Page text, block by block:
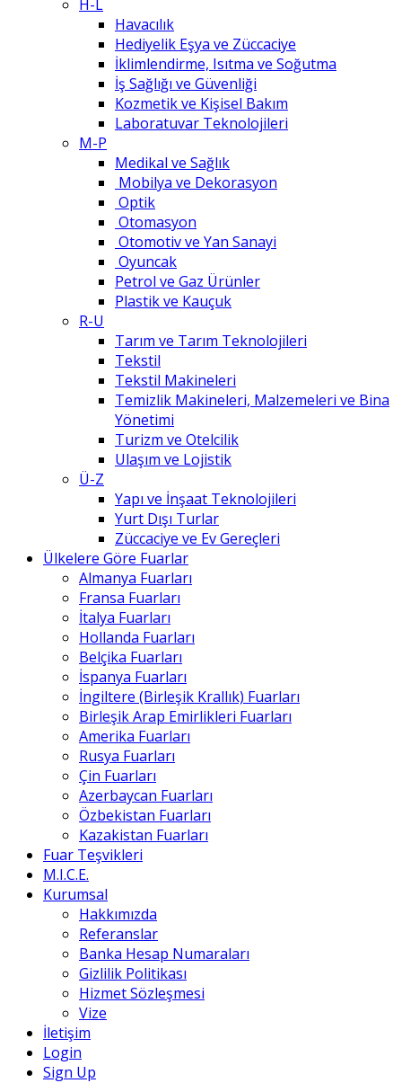
H-L
Havacılık
Hediyelik Eşya ve Züccaciye
İklimlendirme, Isıtma ve Soğutma
İş Sağlığı ve Güvenliği
Kozmetik ve Kişisel Bakım
Laboratuvar Teknolojileri
M-P
Medikal ve Sağlık
Mobilya ve Dekorasyon
Optik
Otomasyon
Otomotiv ve Yan Sanayi
Oyuncak
Petrol ve Gaz Ürünler
Plastik ve Kauçuk
R-U
Tarım ve Tarım Teknolojileri
Tekstil
Tekstil Makineleri
Temizlik Makineleri, Malzemeleri ve Bina
Yönetimi
Turizm ve Otelcilik
Ulaşım ve Lojistik
Ü-Z
Yapı ve İnşaat Teknolojileri
Yurt Dışı Turlar
Züccaciye ve Ev Gereçleri
Ülkelere Göre Fuarlar
Almanya Fuarları
Fransa Fuarları
İtalya Fuarları
Hollanda Fuarları
Belçika Fuarları
İspanya Fuarları
İngiltere (Birleşik Krallık) Fuarları
Birleşik Arap Emirlikleri Fuarları
Amerika Fuarları
Rusya Fuarları
Çin Fuarları
Azerbaycan Fuarları
Özbekistan Fuarları
Kazakistan Fuarları
Fuar Teşvikleri
M.I.C.E.
Kurumsal
Hakkımızda
Referanslar
Banka Hesap Numaraları
Gizlilik Politikası
Hizmet Sözleşmesi
Vize
İletişim
Login
Sign Up